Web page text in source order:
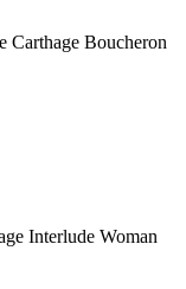
Carthage Boucheron
Interlude Woman